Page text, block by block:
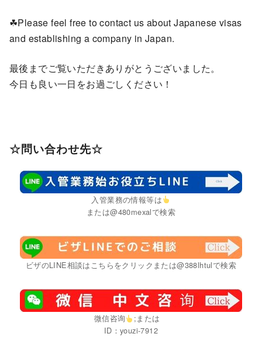
☘Please feel free to contact us about Japanese visas
and establishing a company in Japan.
最後までご覧いただきありがとうございました。
今日も良い一日をお過ごしください！
☆問い合わせ先☆
入管業務の情報等は
または@480mexalで検索
ビザのLINE相談はこちらをクリックまたは@388lhtulで検索
微信咨询
;または
ID：youzi-7912